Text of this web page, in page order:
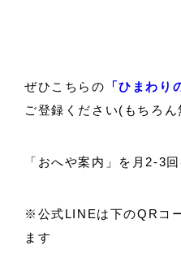
ぜひこちらの 「ひまわ
ご登録ください(もちろん
「おへや案内」を月2-3
※公式LINEは下のQRコ
ます